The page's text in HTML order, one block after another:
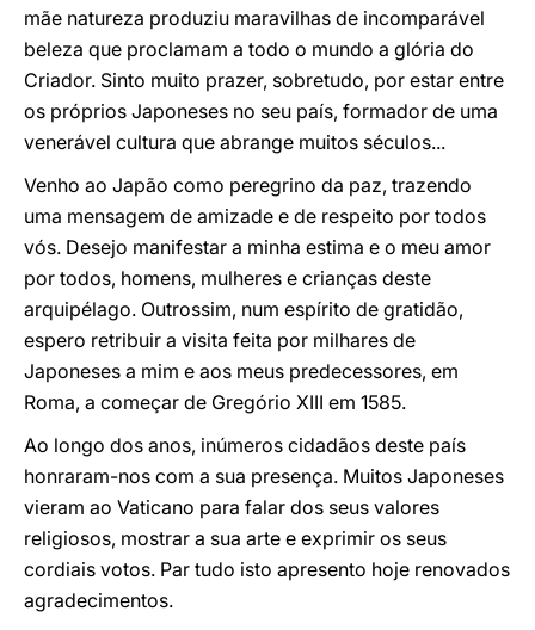
mãe natureza produziu maravilhas de incomparável
beleza que proclamam a todo o mundo a glória do
Criador. Sinto muito prazer, sobretudo, por estar entre
os próprios Japoneses no seu país, formador de uma
venerável cultura que abrange muitos séculos...
Venho ao Japão como peregrino da paz, trazendo
uma mensagem de amizade e de respeito por todos
vós. Desejo manifestar a minha estima e o meu amor
por todos, homens, mulheres e crianças deste
arquipélago. Outrossim, num espírito de gratidão,
espero retribuir a visita feita por milhares de
Japoneses a mim e aos meus predecessores, em
Roma, a começar de Gregório XIII em 1585.
Ao longo dos anos, inúmeros cidadãos deste país
honraram-nos com a sua presença. Muitos Japoneses
vieram ao Vaticano para falar dos seus valores
religiosos, mostrar a sua arte e exprimir os seus
cordiais votos. Par tudo isto apresento hoje renovados
agradecimentos.